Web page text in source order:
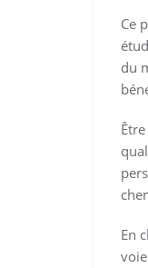
Ce
du
En